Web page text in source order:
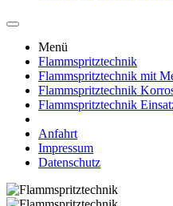
Menü
Flammspritztechnik
Flammspritztechnik mit
Flammspritztechnik
Flammspritztechnik
Anfahrt
Impressum
Datenschutz